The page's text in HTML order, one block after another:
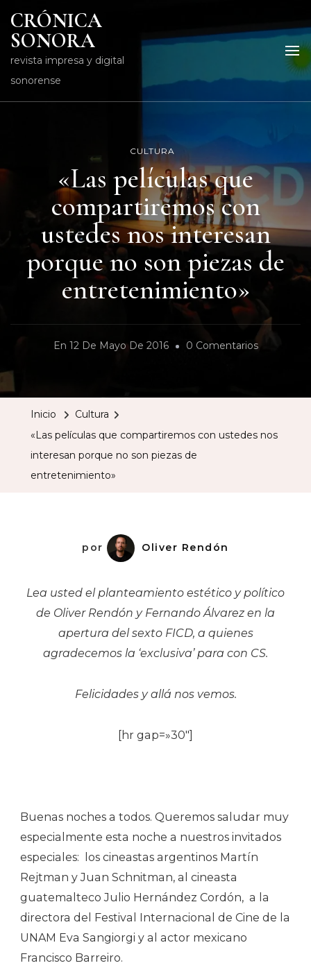
CRÓNICA
SONORA
revista impresa y digital
sonorense
CULTURA
«Las películas que
compartiremos con
ustedes nos interesan
porque no son piezas de
entretenimiento»
En 12 De Mayo De 2016 0 ComentariosEn
Piezas
De
Inicio
Cultura
«Las películas que compartiremos con ustedes nos
interesan porque no son piezas de
entretenimiento»
por Oliver Rendón
Lea usted el planteamiento estético y político
de Oliver Rendón y Fernando Álvarez en la
apertura del sexto FICD, a quienes
agradecemos la ‘exclusiva’ para con CS.
Felicidades y allá nos vemos.
[hr gap=»30″]
Buenas noches a todos. Queremos saludar muy
especialmente esta noche a nuestros invitados
especiales: los cineastas argentinos Martín
Rejtman y Juan Schnitman, al cineasta
guatemalteco Julio Hernández Cordón, a la
directora del Festival Internacional de Cine de la
UNAM Eva Sangiorgi y al actor mexicano
Francisco Barreiro.